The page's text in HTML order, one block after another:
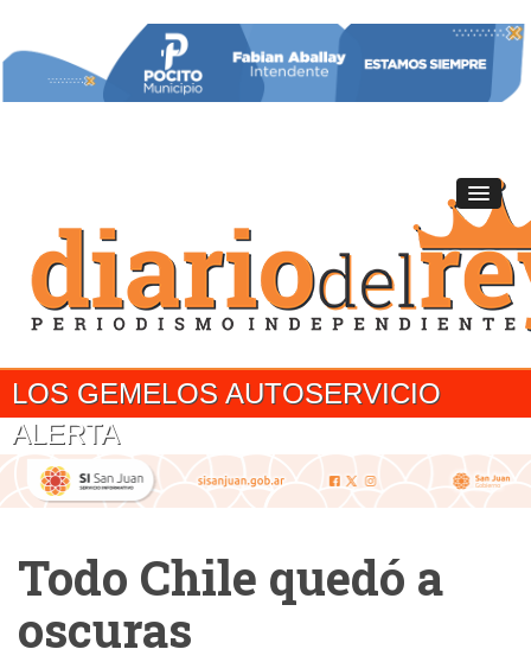
LOS GEMELOS AUTOSERVICIO
ALERTA
Todo Chile quedó a
oscuras